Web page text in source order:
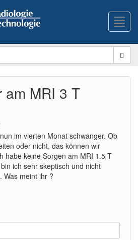
am MRI 3 T
im vierten Monat schwanger. Ob
oder nicht, das können wir
habe keine Sorgen am MRI 1.5 T
ich sehr skeptisch und nicht
Was meint ihr ?